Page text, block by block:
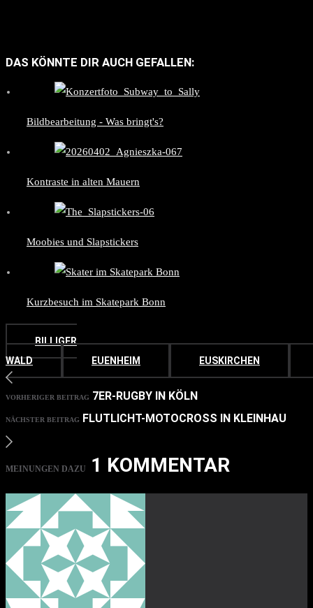
DAS KÖNNTE DIR AUCH GEFALLEN:
Bildbearbeitung - Was bringt's?
Kontraste in alten Mauern
Moobies und Slapstickers
Kurzbesuch im Skatepark Bonn
BILLIGER
WALD
EUENHEIM EUSKIRCHEN
VORHERIGER BEITRAG 7ER-RUGBY IN KÖLN
NÄCHSTER BEITRAG FLUTLICHT-MOTOCROSS IN KLEINHAU
MEINUNGEN DAZU 1 KOMMENTAR